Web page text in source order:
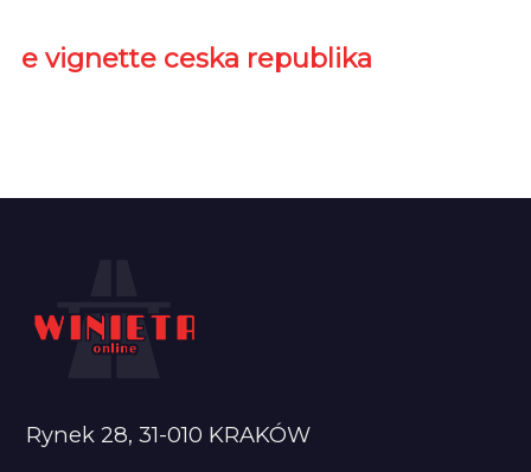
e vignette ceska republika
Rynek 28, 31-010 KRAKÓW